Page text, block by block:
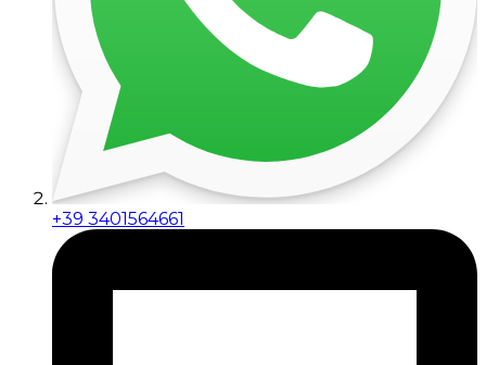
+39 3401564661